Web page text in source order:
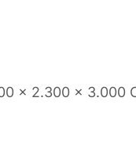
x 2.300 x 3.000